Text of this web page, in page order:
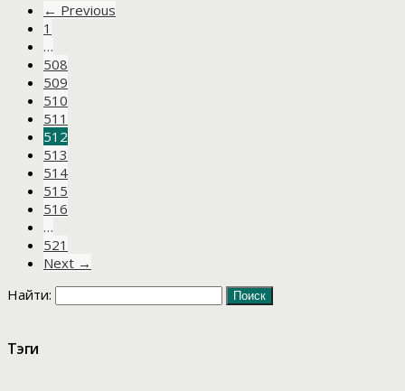
← Previous
1
…
508
509
510
511
512
513
514
515
516
…
521
Next →
Найти:
Тэги